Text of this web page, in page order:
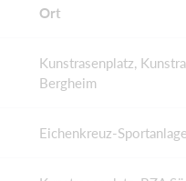
Ort
Kunstrasenplatz,
Bergheim
Eichenkreuz-Sportanlage